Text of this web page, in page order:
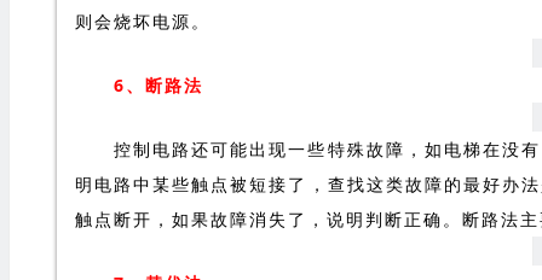
则会烧坏电源。
6、断路法
控制电路还可能出现一些特殊故障，如电梯在没
明电路中某些触点被短接了，查找这类故障的最好办
触点断开，如果故障消失了，说明判断正确。断路法